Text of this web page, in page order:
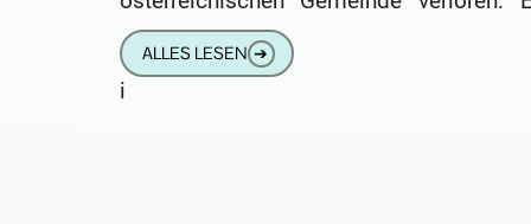
Mitarbeiterin der Gemeinde hatte
Hörgerät gefunden und beim Fundbüro
ALLES LESEN ➔
i